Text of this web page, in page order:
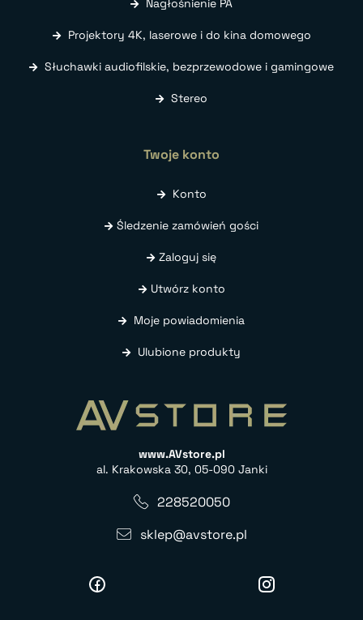
Nagłośnienie PA
Projektory 4K, laserowe i do kina domowego
Słuchawki audiofilskie, bezprzewodowe i gamingowe
Stereo
Twoje konto
Konto
Śledzenie zamówień gości
Zaloguj się
Utwórz konto
Moje powiadomienia
Ulubione produkty
www.AVstore.pl
al. Krakowska 30, 05-090 Janki
228520050
sklep@avstore.pl